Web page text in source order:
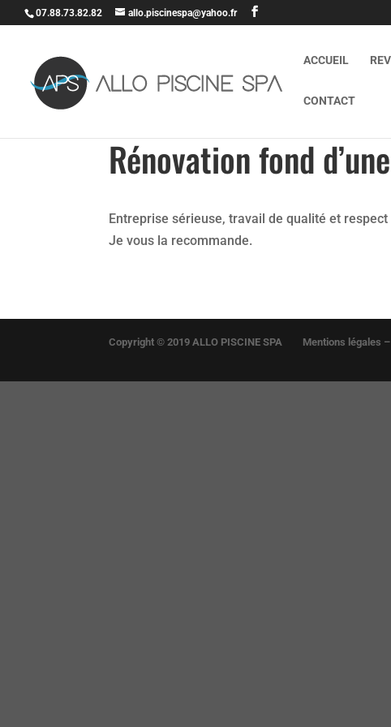
07.88.73.82.82 allo.piscinespa@yahoo.fr
ACCUEIL
CONTACT
Rénovation fond
Entreprise sérieuse, travail de qualité et respect
Je vous la recommande.
Copyright © 2019 ALLO PISCINE SPA Mentions légales